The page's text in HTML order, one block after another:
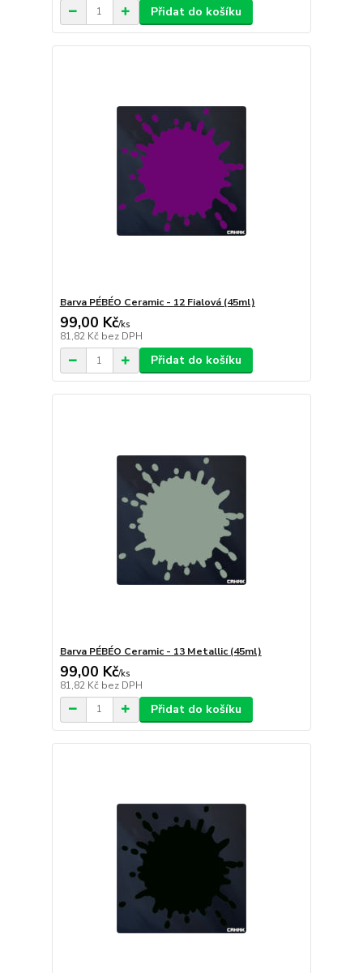
Přidat do košíku
Barva PÉBÉO Ceramic - 12 Fialová (45ml)
99,00 Kč/ks
81,82 Kč bez DPH
Přidat do košíku
Barva PÉBÉO Ceramic - 13 Metallic (45ml)
99,00 Kč/ks
81,82 Kč bez DPH
Přidat do košíku